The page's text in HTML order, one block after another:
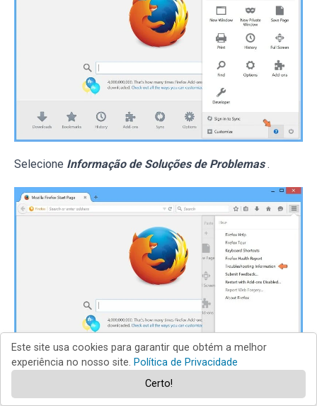
Selecione Informação de Soluções de Problemas .
Na janela aberta, clique no botãoRepor Firefox .
Este site usa cookies para garantir que obtém a melhor
experiência no nosso site. Política de Privacidade
Certo!